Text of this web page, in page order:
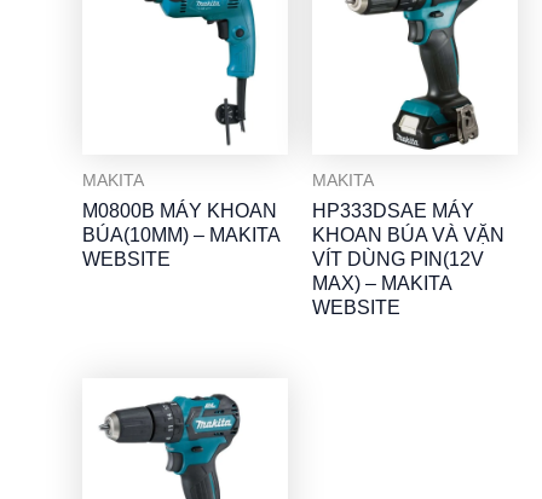
MAKITA
M0800B MÁY KHOAN
BÚA(10MM) – MAKITA
WEBSITE
MAKITA
HP333DSAE MÁY
KHOAN BÚA VÀ VẶN
VÍT DÙNG PIN(12V
MAX) – MAKITA
WEBSITE